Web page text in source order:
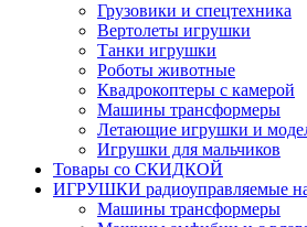
Грузовики и спецтехника
Вертолеты игрушки
Танки игрушки
Роботы животные
Квадрокоптеры с камерой
Машины трансформеры
Летающие игрушки и
Игрушки для мальчиков
Товары со СКИДКОЙ
ИГРУШКИ радиоуправляемые на
Машины трансформеры